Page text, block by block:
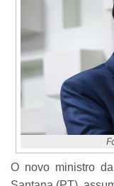
O novo ministro